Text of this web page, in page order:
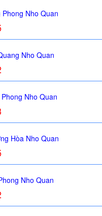
Nho Quan
Nho Quan
Nho Quan
Hòa Nho Quan
Nho Quan